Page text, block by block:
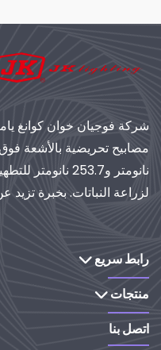
شركة فوجيان خوان كوانغ
رابط سريع
منتجات
اتصل بنا